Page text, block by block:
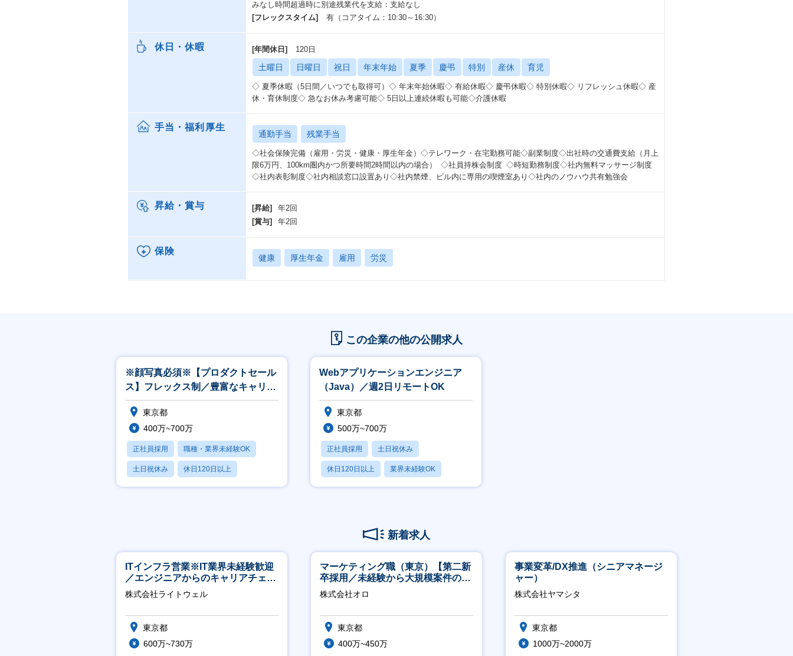
みなし時間超過時に別途残業代を支給：支給なし
[フレックスタイム]
有（コアタイム：10:30～16:30）
休日・休暇 [年間休日] 120日
土曜日 日曜日 祝日 年末年始 夏季 慶弔 特別 産休 育児
◇ 夏季休暇（5日間／いつでも取得可）◇ 年末年始休暇◇ 有給休暇◇ 慶弔休暇◇ 特別休暇◇ リフレッシュ休暇◇ 産
休・育休制度◇ 急なお休み考慮可能◇ 5日以上連続休暇も可能◇介護休暇
手当・福利厚生
通勤手当 残業手当
◇社会保険完備（雇用・労災・健康・厚生年金）◇テレワーク・在宅勤務可能◇副業制度◇出社時の交通費支給（月上
限6万円、100km圏内かつ所要時間2時間以内の場合） ◇社員持株会制度 ◇時短勤務制度◇社内無料マッサージ制度
◇社内表彰制度◇社内相談窓口設置あり◇社内禁煙、ビル内に専用の喫煙室あり◇社内のノウハウ共有勉強会
昇給・賞与 [昇給]
年2回
[賞与]
年2回
保険
健康 厚生年金 雇用 労災
この企業の他の公開求人
※顔写真必須※【プロダクトセール
ス】フレックス制／豊富なキャリア
パス◎／未経験からでも活躍◎
東京都
400万~700万
正社員採用 職種・業界未経験OK
土日祝休み 休日120日以上
産休・育休あり
Webアプリケーションエンジニア
（Java）／週2日リモートOK
東京都
500万~700万
正社員採用 土日祝休み
休日120日以上 業界未経験OK
産休・育休あり
新着求人
ITインフラ営業※IT業界未経験歓迎
／エンジニアからのキャリアチェン
ジ可※【週3～4日リモート可能】
株式会社ライトウェル
東京都
600万~730万
マーケティング職（東京）【第二新
卒採用／未経験から大規模案件のマ
ーケティングが経験できる／研修充
実】
株式会社オロ
東京都
400万~450万
事業変革/DX推進（シニアマネージ
ャー）
株式会社ヤマシタ
東京都
1000万~2000万